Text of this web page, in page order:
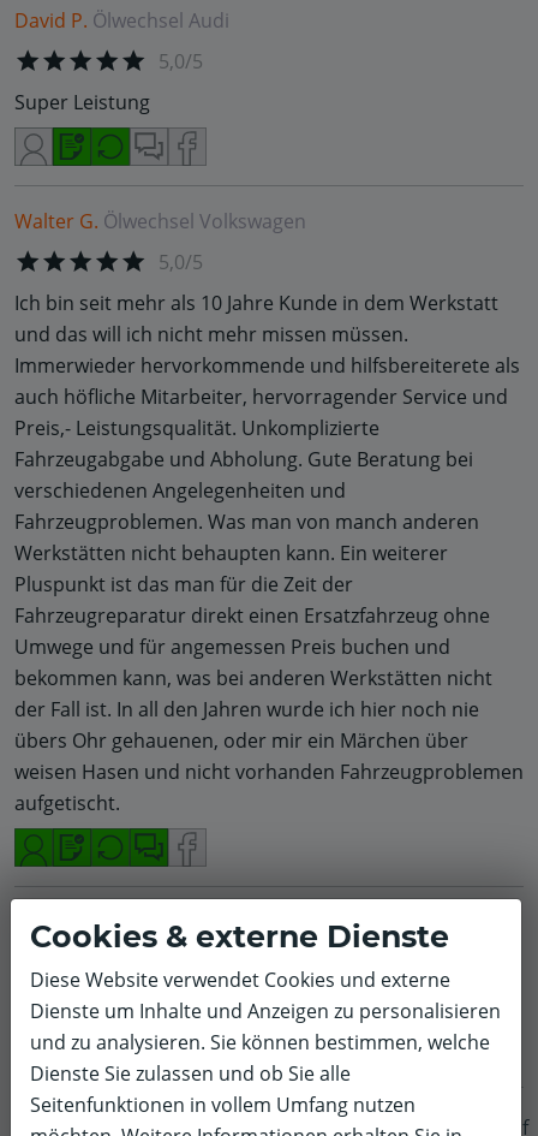
David P. Ölwechsel Audi
5,0/5
Super Leistung
Walter G. Ölwechsel Volkswagen
5,0/5
Ich bin seit mehr als 10 Jahre Kunde in dem Werkstatt
und das will ich nicht mehr missen müssen.
Immerwieder hervorkommende und hilfsbereiterete als
auch höfliche Mitarbeiter, hervorragender Service und
Preis,- Leistungsqualität. Unkomplizierte
Fahrzeugabgabe und Abholung. Gute Beratung bei
verschiedenen Angelegenheiten und
Fahrzeugproblemen. Was man von manch anderen
Werkstätten nicht behaupten kann. Ein weiterer
Pluspunkt ist das man für die Zeit der
Fahrzeugreparatur direkt einen Ersatzfahrzeug ohne
Umwege und für angemessen Preis buchen und
bekommen kann, was bei anderen Werkstätten nicht
der Fall ist. In all den Jahren wurde ich hier noch nie
übers Ohr gehauenen, oder mir ein Märchen über
weisen Hasen und nicht vorhanden Fahrzeugproblemen
aufgetischt.
Markus K. Ölwechsel
Ford
Sehr freundlich und kompetent.
Gregor M. Ölwechsel BMW
Cookies & externe Dienste
Diese Website verwendet Cookies und externe
Dienste um Inhalte und Anzeigen zu personalisieren
und zu analysieren. Sie können bestimmen, welche
Dienste Sie zulassen und ob Sie alle
Seitenfunktionen in vollem Umfang nutzen
f